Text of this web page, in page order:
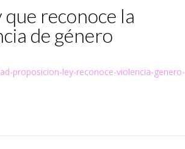
reconoce la
de género
proposicion-ley-reconoce-violencia-genero-